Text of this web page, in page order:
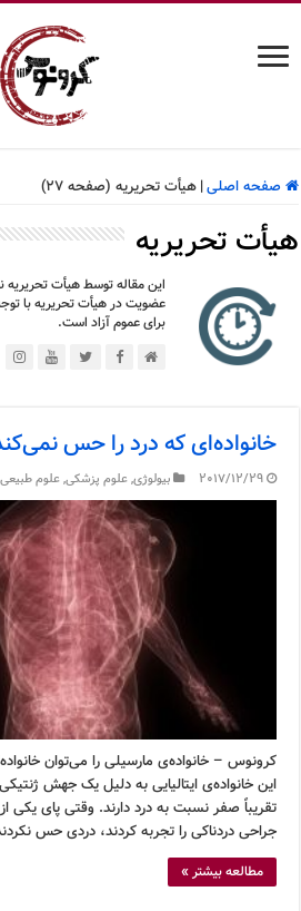
صفحه اصلی| هیأت تحریریه (صفحه 27)
هیأت تحریریه
این مقاله توسط هیأت
عضویت در هیأت تحریریه با
برای عموم آزاد است.
خانواده‌ای که درد را حس
2017/12/29 بیولوژی,علوم پزشکی,علوم طبیعی
کرونوس – خانواده‌ی مارسیلی را می‌توان
این خانواده‌ی ایتالیایی به دلیل یک جهش
تقریباً صفر نسبت به درد دارند. وقتی پای
جراحی دردناکی را تجربه کردند، دردی حس
مطالعه بیشتر »